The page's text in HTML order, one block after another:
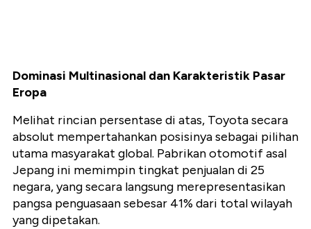
Dominasi Multinasional dan Karakteristik Pasar
Eropa
Melihat rincian persentase di atas, Toyota secara
absolut mempertahankan posisinya sebagai pilihan
utama masyarakat global. Pabrikan otomotif asal
Jepang ini memimpin tingkat penjualan di 25
negara, yang secara langsung merepresentasikan
pangsa penguasaan sebesar 41% dari total wilayah
yang dipetakan.